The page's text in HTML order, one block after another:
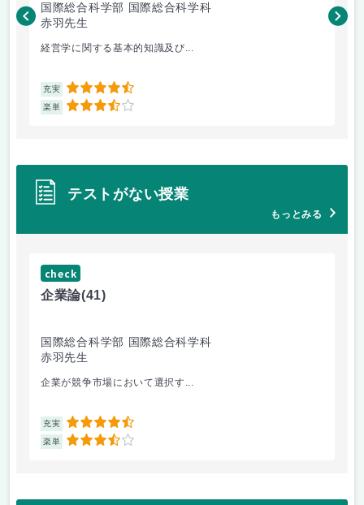
国際総合科学部 国際総合科学科
赤羽先生
経営学に関する基本的知識及び...
充実 4.5
楽単 3.5
柴
テストがない授業
もっとみる
check
企業論(41)
国際総合科学部 国際総合科学科
赤羽先生
企業が競争市場において選択す...
充実 4.5
楽単 3.5